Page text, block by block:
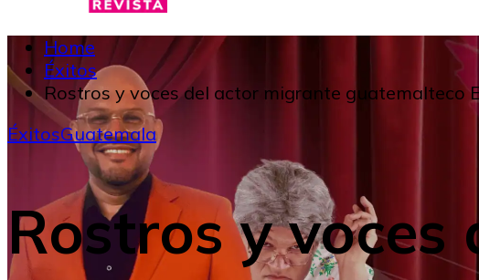
Home
Éxitos
Rostros y voces del actor migrante guatemalteco
ÉxitosGuatemala
Rostros y